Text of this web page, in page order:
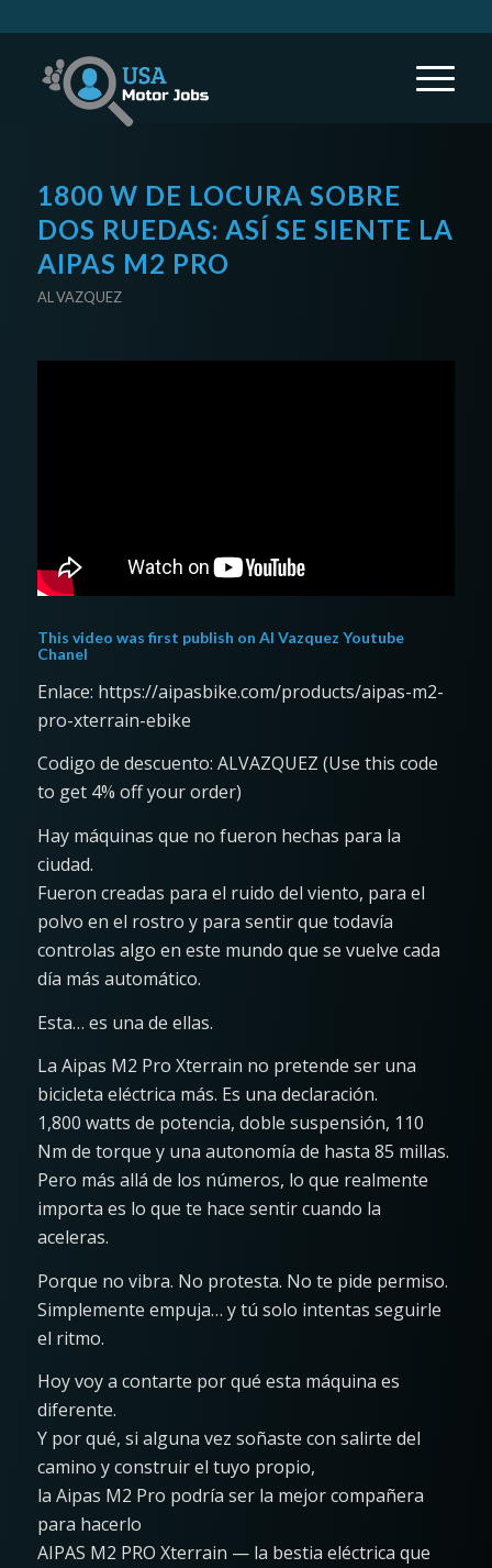
1800 W DE LOCURA SOBRE
DOS RUEDAS: ASÍ SE SIENTE LA
AIPAS M2 PRO
AL VAZQUEZ
This video was first publish on Al Vazquez Youtube
Chanel
Enlace: https://aipasbike.com/products/aipas-m2-
pro-xterrain-ebike
Codigo de descuento: ALVAZQUEZ (Use this code
to get 4% off your order)
Hay máquinas que no fueron hechas para la
ciudad.
Fueron creadas para el ruido del viento, para el
polvo en el rostro y para sentir que todavía
controlas algo en este mundo que se vuelve cada
día más automático.
Esta… es una de ellas.
La Aipas M2 Pro Xterrain no pretende ser una
bicicleta eléctrica más. Es una declaración.
1,800 watts de potencia, doble suspensión, 110
Nm de torque y una autonomía de hasta 85 millas.
Pero más allá de los números, lo que realmente
importa es lo que te hace sentir cuando la
aceleras.
Porque no vibra. No protesta. No te pide permiso.
Simplemente empuja… y tú solo intentas seguirle
el ritmo.
Hoy voy a contarte por qué esta máquina es
diferente.
Y por qué, si alguna vez soñaste con salirte del
camino y construir el tuyo propio,
la Aipas M2 Pro podría ser la mejor compañera
para hacerlo
AIPAS M2 PRO Xterrain — la bestia eléctrica que